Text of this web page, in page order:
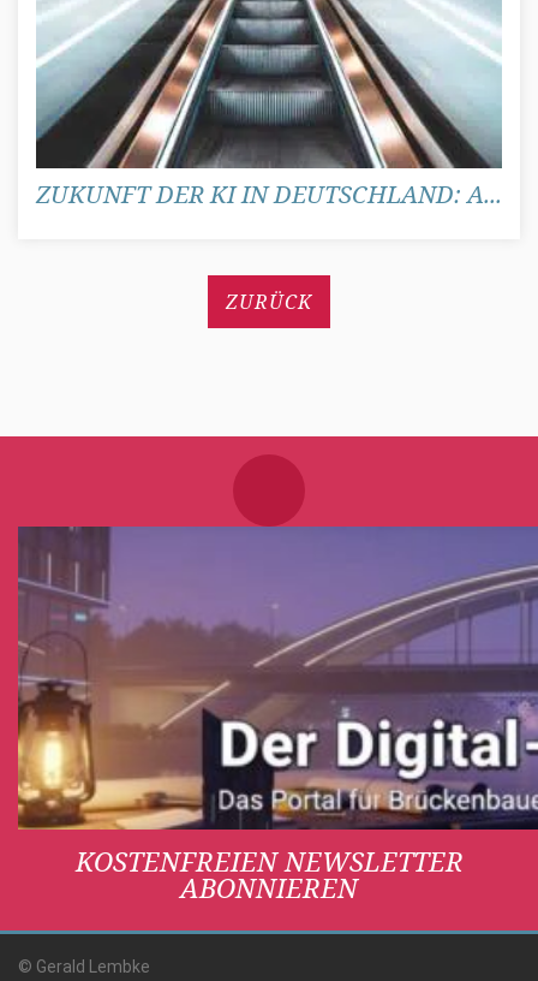
ZUKUNFT DER KI IN DEUTSCHLAND: A...
ZURÜCK
KOSTENFREIEN NEWSLETTER
ABONNIEREN
© Gerald Lembke